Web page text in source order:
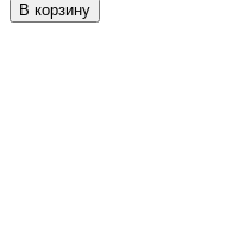
В корзину